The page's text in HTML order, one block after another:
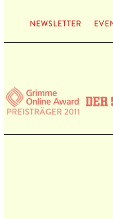
NEWS­LET­TER